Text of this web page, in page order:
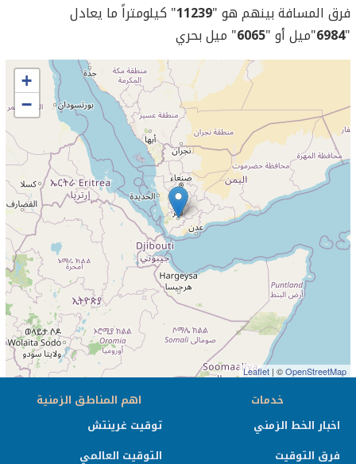
فرق المسافة بينهم هو "11239" كيلومتراً ما يعادل
"
6984"ميل أو "6065" ميل بحري
+
−
Leaflet | ©OpenStreetMap
خدمات
اخبار الخط الزمني
فرق التوقيت
اهم المناطق الزمنية
توقيت غرينتش
التوقيت العالمي